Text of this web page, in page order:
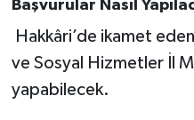
Başvurular Nasıl
Hakkâri’de ikamet
ve Sosyal Hizmetler İl
yapabilecek.